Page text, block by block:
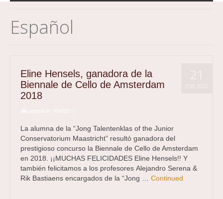
Español
21
ENE 2020
Eline Hensels, ganadora de la
Biennale de Cello de Amsterdam
2018
La alumna de la “Jong Talentenklas of the Junior
Conservatorium Maastricht” resultó ganadora del
prestigioso concurso la Biennale de Cello de Amsterdam
en 2018. ¡¡MUCHAS FELICIDADES Eline Hensels!! Y
también felicitamos a los profesores Alejandro Serena &
Rik Bastiaens encargados de la “Jong … Continued